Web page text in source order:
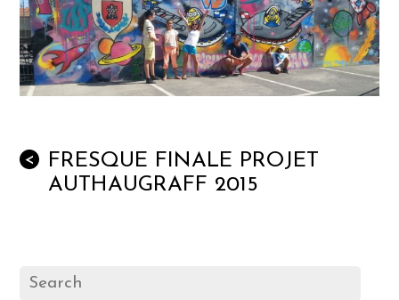
<
FRESQUE FINALE PROJET
AUTHAUGRAFF 2015